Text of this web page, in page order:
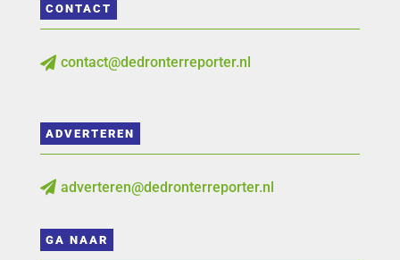
CONTACT
 contact@dedronterreporter.nl
ADVERTEREN
 adverteren@dedronterreporter.nl
GA NAAR